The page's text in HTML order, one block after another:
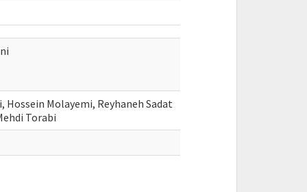
Hossein Molayemi, Reyhaneh Sadat
Torabi